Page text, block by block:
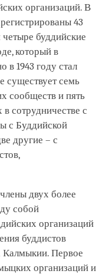
организаций. В
43
буддийские
который в
1943 году стал
существует семь
сообществ и пять
сотрудничестве с
с Буддийской
другие – с
двух более
собой
организаций
буддистов
Калмыкии. Первое
организаций и